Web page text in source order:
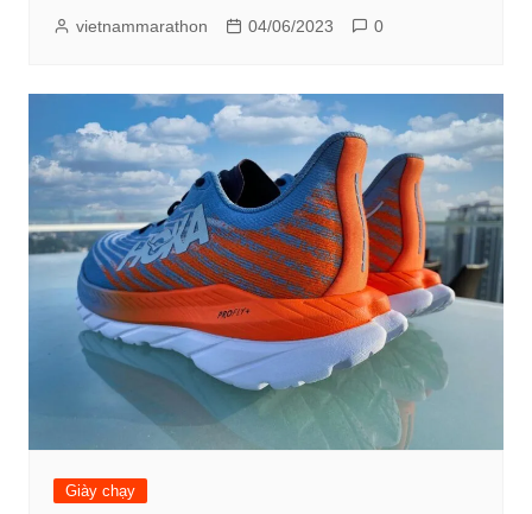
vietnammarathon 04/06/2023 0
Giày chạy